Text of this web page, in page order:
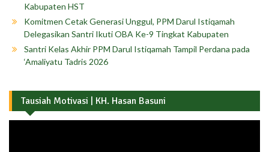
Kabupaten HST
Komitmen Cetak Generasi Unggul, PPM Darul Istiqamah
Delegasikan Santri Ikuti OBA Ke-9 Tingkat Kabupaten
Santri Kelas Akhir PPM Darul Istiqamah Tampil Perdana pada
‘Amaliyatu Tadris 2026
Tausiah Motivasi | KH. Hasan Basuni